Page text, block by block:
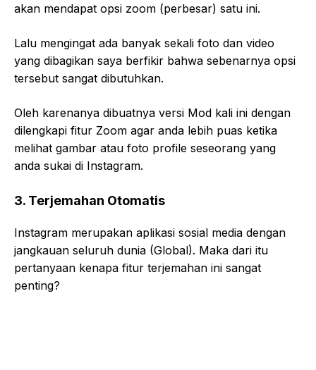
akan mendapat opsi zoom (perbesar) satu ini.
Lalu mengingat ada banyak sekali foto dan video
yang dibagikan saya berfikir bahwa sebenarnya opsi
tersebut sangat dibutuhkan.
Oleh karenanya dibuatnya versi Mod kali ini dengan
dilengkapi fitur Zoom agar anda lebih puas ketika
melihat gambar atau foto profile seseorang yang
anda sukai di Instagram.
3. Terjemahan Otomatis
Instagram merupakan aplikasi sosial media dengan
jangkauan seluruh dunia (Global). Maka dari itu
pertanyaan kenapa fitur terjemahan ini sangat
penting?